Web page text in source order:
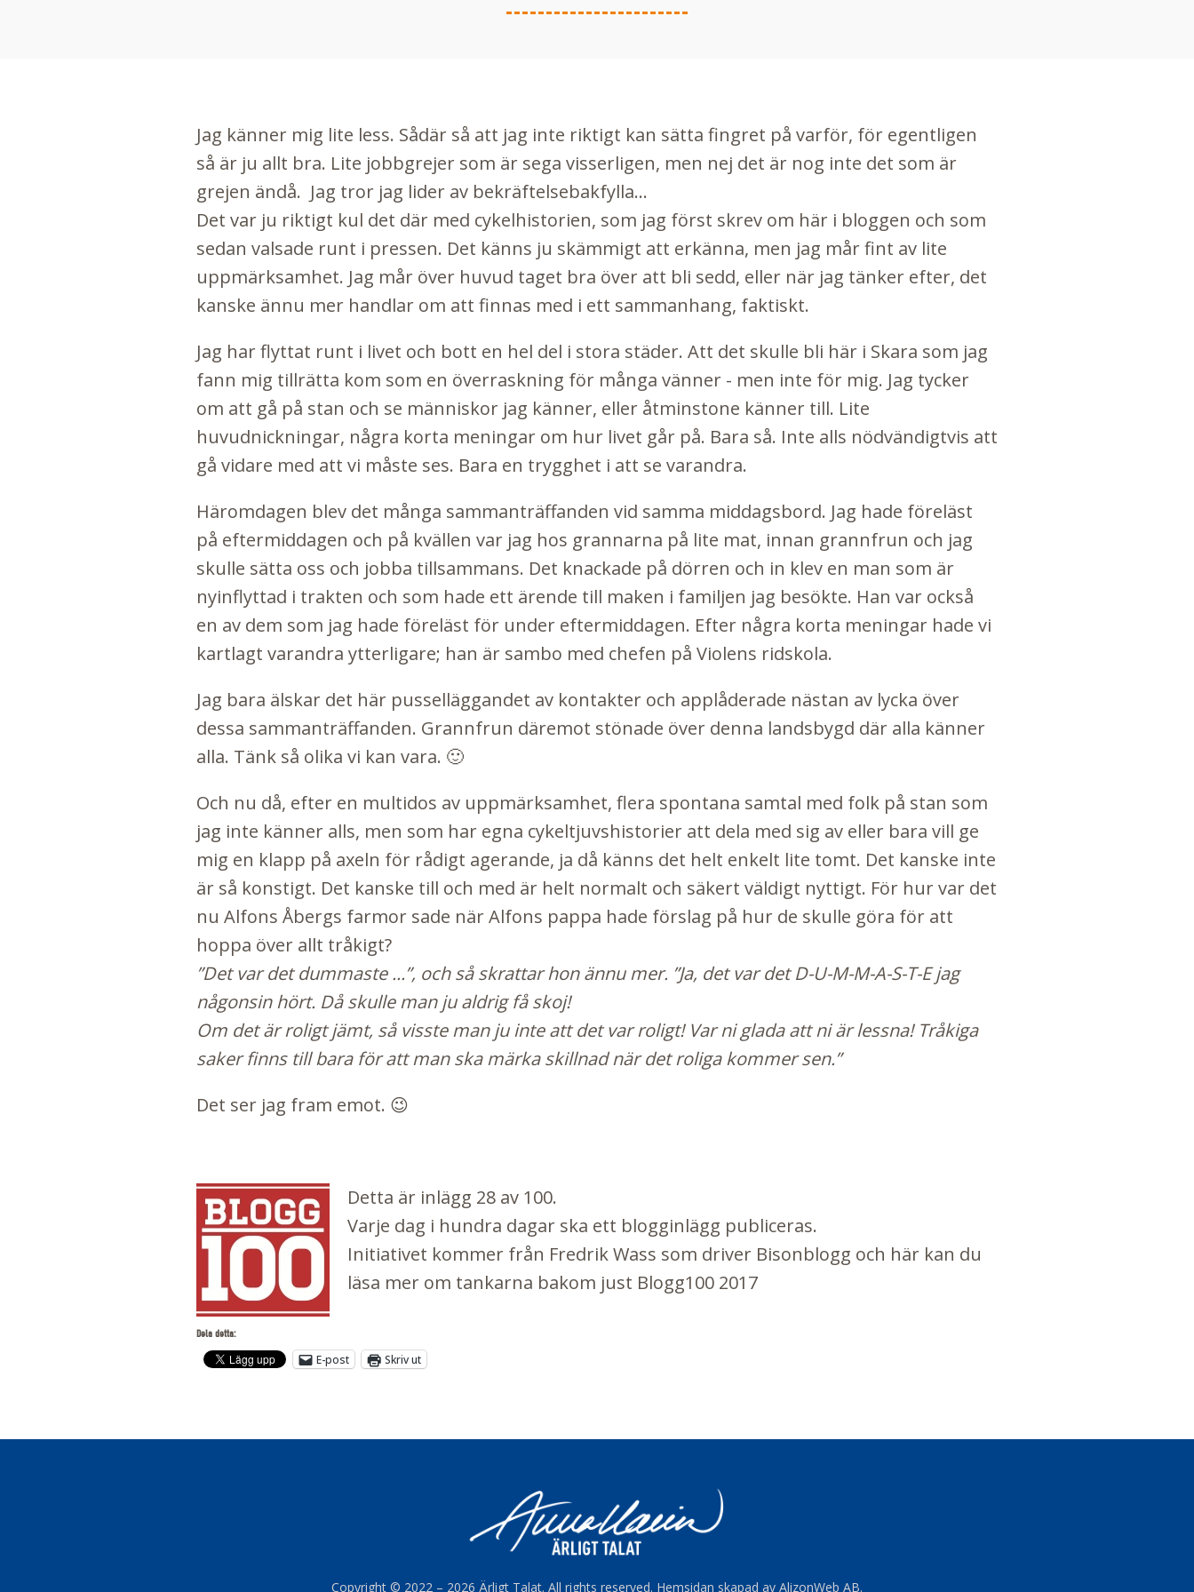
Jag känner mig lite less. Sådär så att jag inte riktigt kan sätta fingret på varför, för egentligen
så är ju allt bra. Lite jobbgrejer som är sega visserligen, men nej det är nog inte det som är
grejen ändå. Jag tror jag lider av bekräftelsebakfylla...
Det var ju riktigt kul det där med cykelhistorien, som jag först skrev om här i bloggen och som
sedan valsade runt i pressen. Det känns ju skämmigt att erkänna, men jag mår fint av lite
uppmärksamhet. Jag mår över huvud taget bra över att bli sedd, eller när jag tänker efter, det
kanske ännu mer handlar om att finnas med i ett sammanhang, faktiskt.
Jag har flyttat runt i livet och bott en hel del i stora städer. Att det skulle bli här i Skara som jag
fann mig tillrätta kom som en överraskning för många vänner - men inte för mig. Jag tycker
om att gå på stan och se människor jag känner, eller åtminstone känner till. Lite
huvudnickningar, några korta meningar om hur livet går på. Bara så. Inte alls nödvändigtvis att
gå vidare med att vi måste ses. Bara en trygghet i att se varandra.
Häromdagen blev det många sammanträffanden vid samma middagsbord. Jag hade föreläst
på eftermiddagen och på kvällen var jag hos grannarna på lite mat, innan grannfrun och jag
skulle sätta oss och jobba tillsammans. Det knackade på dörren och in klev en man som är
nyinflyttad i trakten och som hade ett ärende till maken i familjen jag besökte. Han var också
en av dem som jag hade föreläst för under eftermiddagen. Efter några korta meningar hade vi
kartlagt varandra ytterligare; han är sambo med chefen på Violens ridskola.
Jag bara älskar det här pusselläggandet av kontakter och applåderade nästan av lycka över
dessa sammanträffanden. Grannfrun däremot stönade över denna landsbygd där alla känner
alla. Tänk så olika vi kan vara. 🙂
Och nu då, efter en multidos av uppmärksamhet, flera spontana samtal med folk på stan som
jag inte känner alls, men som har egna cykeltjuvshistorier att dela med sig av eller bara vill ge
mig en klapp på axeln för rådigt agerande, ja då känns det helt enkelt lite tomt. Det kanske inte
är så konstigt. Det kanske till och med är helt normalt och säkert väldigt nyttigt. För hur var det
nu Alfons Åbergs farmor sade när Alfons pappa hade förslag på hur de skulle göra för att
hoppa över allt tråkigt?
”Det var det dummaste ...”, och så skrattar hon ännu mer. ”Ja, det var det D-U-M-M-A-S-T-E jag
någonsin hört. Då skulle man ju aldrig få skoj!
Om det är roligt jämt, så visste man ju inte att det var roligt! Var ni glada att ni är lessna! Tråkiga
saker finns till bara för att man ska märka skillnad när det roliga kommer sen.”
Det ser jag fram emot. 😉
Detta är inlägg 28 av 100.
Varje dag i hundra dagar ska ett blogginlägg publiceras.
Initiativet kommer från Fredrik Wass som driver Bisonblogg och här kan du
läsa mer om tankarna bakom just Blogg100 2017
Dela detta:
E-post Skriv ut
Copyright © 2022 – 2026 Ärligt Talat. All rights reserved. Hemsidan skapad av AlizonWeb AB.